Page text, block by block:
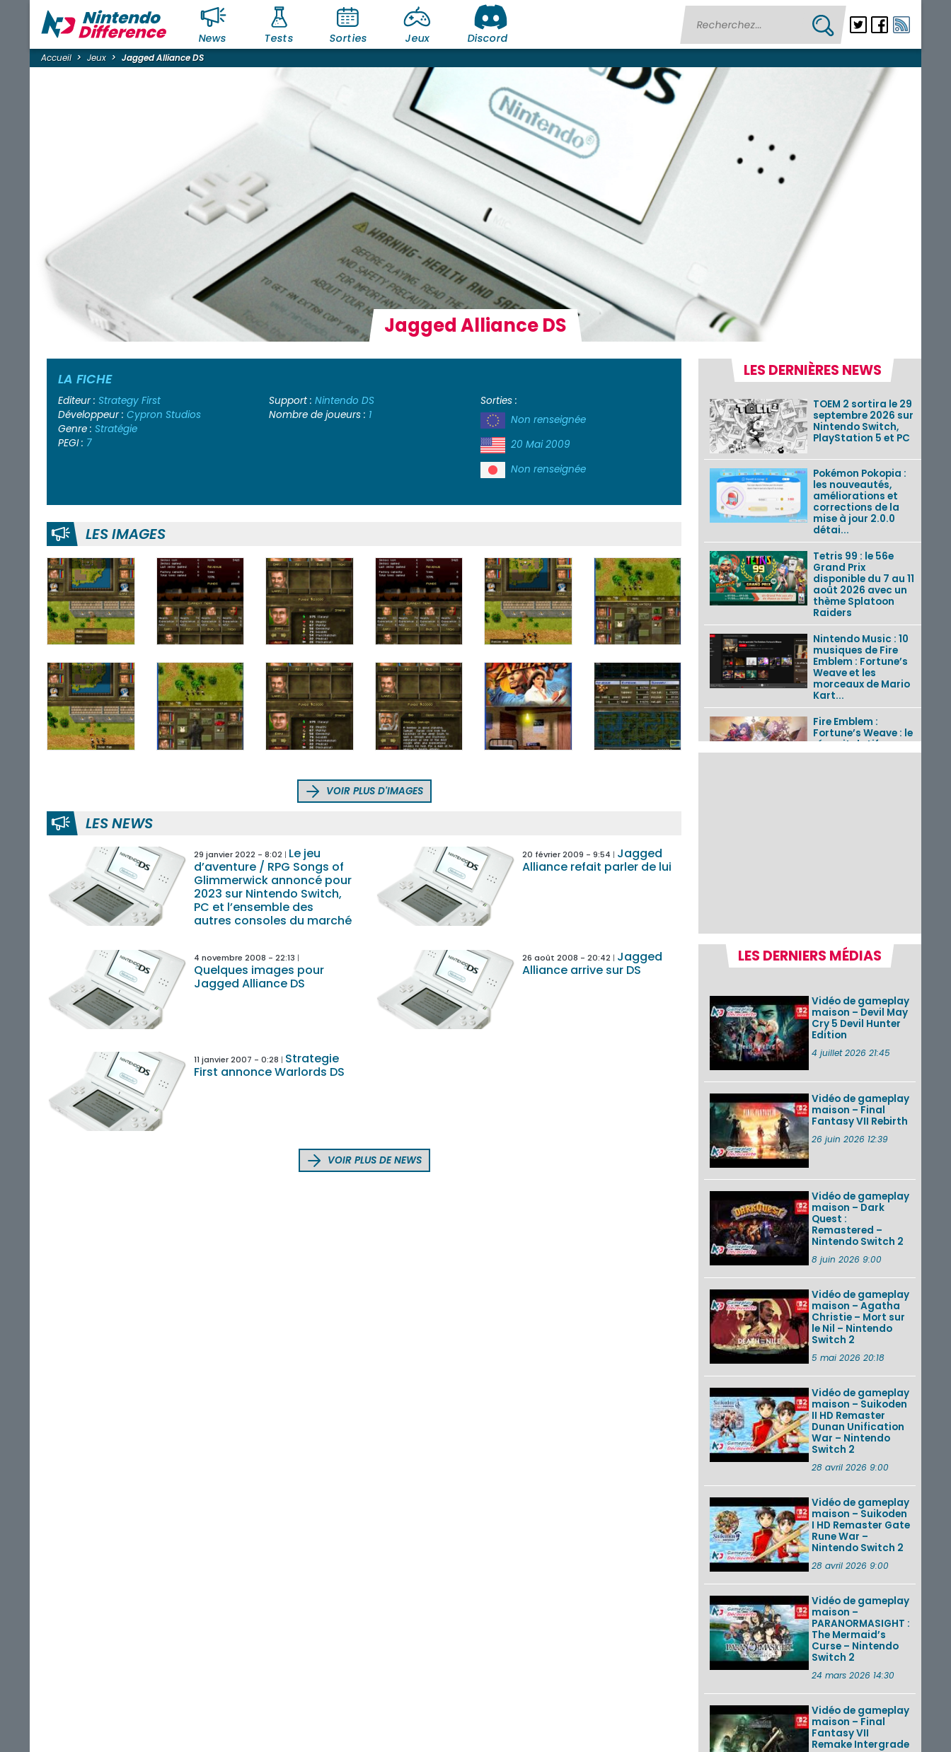
News Tests Sorties Jeux Discord
Accueil Jeux Jagged Alliance DS
Jagged Alliance DS
LA FICHE
Editeur : Strategy First
Développeur : Cypron Studios
Genre : Stratégie
PEGI : 7
Support :Nintendo DS
Nombre de joueurs : 1
Sorties :
Non renseignée
20 Mai 2009
Non renseignée
LES IMAGES
VOIR PLUS D'IMAGES
LES NEWS
29 janvier 2022 - 8:02
Le jeu
d’aventure / RPG Songs of
Glimmerwick annoncé pour
2023 sur Nintendo Switch,
PC et l’ensemble des
autres consoles du marché
20 février 2009 - 9:54
Jagged
Alliance refait parler de lui
4 novembre 2008 - 22:13
Quelques images pour
Jagged Alliance DS
26 août 2008 - 20:42
Jagged
Alliance arrive sur DS
11 janvier 2007 - 0:28
Strategie
First annonce Warlords DS
VOIR PLUS DE NEWS
LES DERNIÈRES NEWS
TOEM 2 sortira le 29
septembre 2026 sur
Nintendo Switch,
PlayStation 5 et PC
Pokémon Pokopia :
les nouveautés,
améliorations et
corrections de la
mise à jour 2.0.0
détai...
Tetris 99 : le 56e
Grand Prix
disponible du 7 au 11
août 2026 avec un
thème Splatoon
Raiders
Nintendo Music : 10
musiques de Fire
Emblem : Fortune’s
Weave et les
morceaux de Mario
Kart...
Fire Emblem :
Fortune’s Weave : le
récapitulatif
complet du Direct,
Les sorties eShop de
la semaine 31 de
2026 (Xenoblade
Edit...
Une édition
physique japonaise
de Stray Children
sur Nintendo Switch
décembre ...
Nintendo Music :
des musiques de
cinq jeux Virtual Boy
et de nouveaux
VOIR PLUS DE NEWS
LES DERNIERS MÉDIAS
Vidéo de gameplay
maison – Devil May
Cry 5 Devil Hunter
Edition
4 juillet 2026 21:45
Vidéo de gameplay
maison – Final
Fantasy VII Rebirth
26 juin 2026 12:39
Vidéo de gameplay
maison – Dark
Quest :
Remastered –
Nintendo Switch 2
8 juin 2026 9:00
Vidéo de gameplay
maison – Agatha
Christie – Mort sur
le Nil – Nintendo
Switch 2
5 mai 2026 20:18
Vidéo de gameplay
maison – Suikoden
II HD Remaster
Dunan Unification
War – Nintendo
Switch 2
28 avril 2026 9:00
Vidéo de gameplay
maison – Suikoden
I HD Remaster Gate
Rune War –
Nintendo Switch 2
28 avril 2026 9:00
Vidéo de gameplay
maison –
PARANORMASIGHT :
The Mermaid’s
Curse – Nintendo
Switch 2
24 mars 2026 14:30
Vidéo de gameplay
maison – Final
Fantasy VII
Remake Intergrade